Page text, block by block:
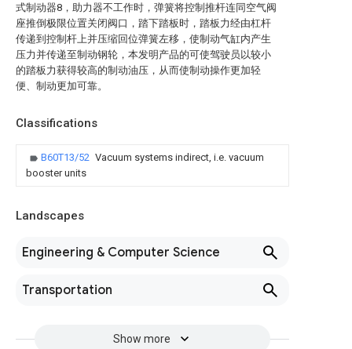
式制动器8，助力器不工作时，弹簧将控制推杆连同空气阀
座推倒极限位置关闭阀口，踏下踏板时，踏板力经由杠杆
传递到控制杆上并压缩回位弹簧左移，使制动气缸内产生
压力并传递至制动钢轮，本发明产品的可使驾驶员以较小
的踏板力获得较高的制动油压，从而使制动操作更加轻
便、制动更加可靠。
Classifications
B60T13/52 Vacuum systems indirect, i.e. vacuum
booster units
Landscapes
Engineering & Computer Science
Transportation
Show more